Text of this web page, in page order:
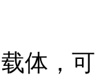
体，可